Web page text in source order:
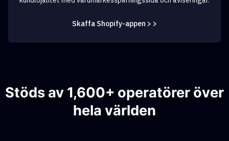
Skaffa Shopify-appen > >
Stöds av 1,600+ operatörer över
hela världen